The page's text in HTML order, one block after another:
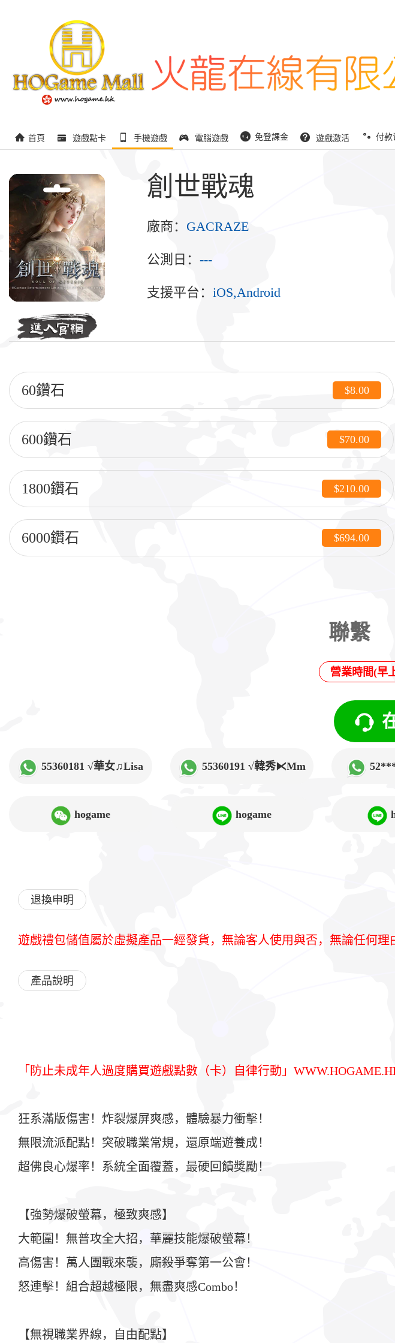
首頁 遊戲點卡 手機遊戲 電腦遊戲 免登課金 遊戲激活 付款
創世戰魂
廠商： GACRAZE
公測日： ---
支援平台： iOS,Android
60鑽石 $8.00
600鑽石 $70.00
1800鑽石 $210.00
6000鑽石 $694.00
聯繫
營業時間(早
55360181 √華女♫Lisa 55360191 √韓秀⧔Mm
hogame hogame
退換申明
遊戲禮包儲值屬於虛擬產品一經發貨，無論客人使用與否，無論任何理
產品說明
「防止未成年人過度購買遊戲點數（卡）自律行動」
狂系滿版傷害！炸裂爆屏爽感，體驗暴力衝擊！
無限流派配點！突破職業常規，還原端遊養成！
超佛良心爆率！系統全面覆蓋，最硬回饋獎勵！
【強勢爆破螢幕，極致爽感】
大範圍！無普攻全大招，華麗技能爆破螢幕！
高傷害！萬人團戰來襲，廝殺爭奪第一公會！
怒連擊！組合超越極限，無盡爽感Combo！
【無視職業界線，自由配點】